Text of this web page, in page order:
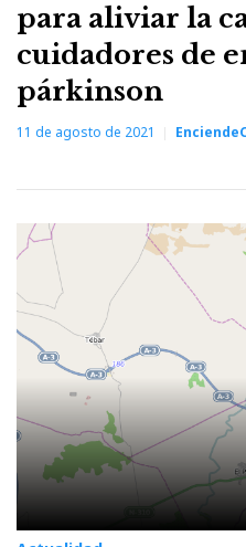
para aliviar la
cuidadores de
párkinson
11 de agosto de 2021